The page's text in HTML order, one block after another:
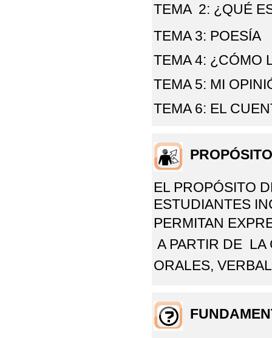
TEMA 2: ¿QUÉ
TEMA 3: POESÍA
TEMA 4: ¿CÓMO
TEMA 5: MI
TEMA 6: EL
PROPÓSITO
EL PROPÓSITO
ESTUDIANTES
PERMITAN
A PARTIR DE
ORALES,